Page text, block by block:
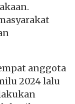
anggota
2024 lalu